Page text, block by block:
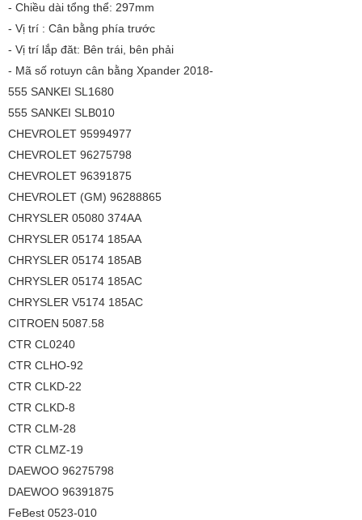
- Chiều dài tổng thể: 297mm
- Vị trí : Cân bằng phía trước
- Vị trí lắp đăt: Bên trái, bên phải
- Mã số rotuyn cân bằng Xpander 2018-
555 SANKEI SL1680
555 SANKEI SLB010
CHEVROLET 95994977
CHEVROLET 96275798
CHEVROLET 96391875
CHEVROLET (GM) 96288865
CHRYSLER 05080 374AA
CHRYSLER 05174 185AA
CHRYSLER 05174 185AB
CHRYSLER 05174 185AC
CHRYSLER V5174 185AC
CITROEN 5087.58
CTR CL0240
CTR CLHO-92
CTR CLKD-22
CTR CLKD-8
CTR CLM-28
CTR CLMZ-19
DAEWOO 96275798
DAEWOO 96391875
FeBest 0523-010